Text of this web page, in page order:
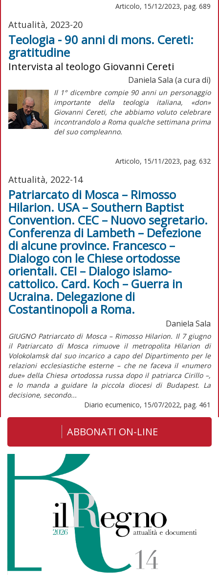
Articolo, 15/12/2023, pag. 689
Attualità, 2023-20
Teologia - 90 anni di mons. Cereti:
gratitudine
Intervista al teologo Giovanni Cereti
Daniela Sala (a cura di)
Il 1° dicembre compie 90 anni un personaggio
importante della teologia italiana, «don»
Giovanni Cereti, che abbiamo voluto celebrare
incontrandolo a Roma qualche settimana prima
del suo compleanno.
Articolo, 15/11/2023, pag. 632
Attualità, 2022-14
Patriarcato di Mosca – Rimosso
Hilarion. USA – Southern Baptist
Convention. CEC – Nuovo segretario.
Conferenza di Lambeth – Defezione
di alcune province. Francesco –
Dialogo con le Chiese ortodosse
orientali. CEI – Dialogo islamo-
cattolico. Card. Koch – Guerra in
Ucraina. Delegazione di
Costantinopoli a Roma.
Daniela Sala
GIUGNO Patriarcato di Mosca – Rimosso Hilarion. Il 7 giugno
il Patriarcato di Mosca rimuove il metropolita Hilarion di
Volokolamsk dal suo incarico a capo del Dipartimento per le
relazioni ecclesiastiche esterne – che ne faceva il «numero
due» della Chiesa ortodossa russa dopo il patriarca Cirillo –,
e lo manda a guidare la piccola diocesi di Budapest. La
decisione, secondo...
Diario ecumenico, 15/07/2022, pag. 461
ABBONATI ON-LINE